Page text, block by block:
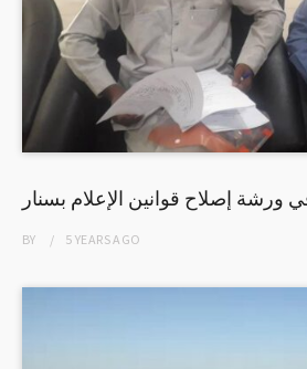
ورشة إصلاح قوانين الإعلام بسنار
BY 5 YEARSAGO